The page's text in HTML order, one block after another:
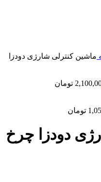
ماشین کنترلی شارژی دودزا
تومان
تومان
دودزا چرخ